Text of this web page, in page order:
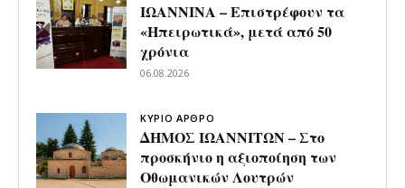
ΙΩΑΝΝΙΝΑ – Επιστρέφουν τα
«Ηπειρωτικά», μετά από 50
χρόνια
06.08.2026
ΚΥΡΙΟ ΑΡΘΡΟ
ΔΗΜΟΣ ΙΩΑΝΝΙΤΩΝ – Στο
προσκήνιο η αξιοποίηση των
Οθωμανικών Λουτρών